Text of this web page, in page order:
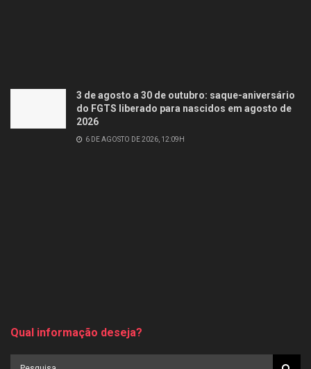
3 de agosto a 30 de outubro: saque-aniversário
do FGTS liberado para nascidos em agosto de
2026
6 DE AGOSTO DE 2026, 12:09H
Qual informação deseja?